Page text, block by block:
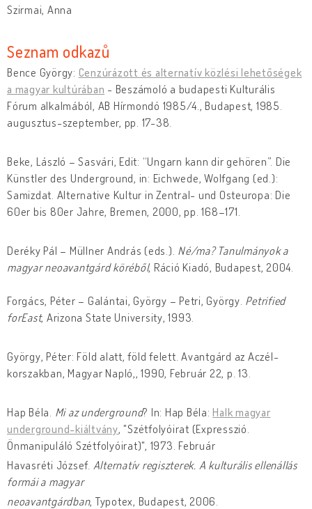
Szirmai, Anna
Seznam odkazů
Bence György: Cenzúrázott és alternatív közlési lehetőségek
a magyar kultúrában - Beszámoló a budapesti Kulturális
Fórum alkalmából, AB Hírmondó 1985/4., Budapest, 1985.
augusztus-szeptember, pp. 17-38.
Beke, László – Sasvári, Edit: “Ungarn kann dir gehören”. Die
Künstler des Underground, in: Eichwede, Wolfgang (ed.):
Samizdat. Alternative Kultur in Zentral- und Osteuropa: Die
60er bis 80er Jahre, Bremen, 2000, pp. 168–171.
Deréky Pál – Müllner András (eds.). Né/ma? Tanulmányok a
magyar neoavantgárd köréből, Ráció Kiadó, Budapest, 2004.
Forgács, Péter – Galántai, György – Petri, György. Petrified
forEast, Arizona State University, 1993.
György, Péter: Föld alatt, föld felett. Avantgárd az Aczél-
korszakban, Magyar Napló,, 1990, Február 22, p. 13.
Hap Béla. Mi az underground? In: Hap Béla:Halk magyar
underground-kiáltvány, "Szétfolyóirat (Expresszió.
Önmanipuláló Szétfolyóirat)", 1973. Február
Havasréti József. Alternatív regiszterek. A kulturális ellenállás
formái a magyar
neoavantgárdban, Typotex, Budapest, 2006.